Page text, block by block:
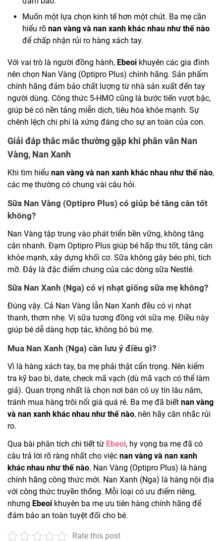
Muốn một lựa chọn kinh tế hơn một chút. Ba mẹ cần
hiểu rõ nan vàng và nan xanh khác nhau như thế nào
để chấp nhận rủi ro hàng xách tay.
Với vai trò là người đồng hành, Ebeoi khuyên các gia đình
nên chọn Nan Vàng (Optipro Plus) chính hãng. Sản phẩm
chính hãng đảm bảo chất lượng từ nhà sản xuất đến tay
người dùng. Công thức 5-HMO cũng là bước tiến vượt bậc,
giúp bé có nền tảng miễn dịch, tiêu hóa khỏe mạnh. Sự
chênh lệch chi phí là xứng đáng cho sự an toàn của con.
Giải đáp thắc mắc thường gặp khi phân vân Nan
Vàng, Nan Xanh
Khi tìm hiểu nan vàng và nan xanh khác nhau như thế nào,
các mẹ thường có chung vài câu hỏi.
Sữa Nan Vàng (Optipro Plus) có giúp bé tăng cân tốt
không?
Nan Vàng tập trung vào phát triển bền vững, không tăng
cân nhanh. Đạm Optipro Plus giúp bé hấp thu tốt, tăng cân
khỏe mạnh, xây dựng khối cơ. Sữa không gây béo phì, tích
mỡ. Đây là đặc điểm chung của các dòng sữa Nestlé.
Sữa Nan Xanh (Nga) có vị nhạt giống sữa mẹ không?
Đúng vậy. Cả Nan Vàng lẫn Nan Xanh đều có vị nhạt
thanh, thơm nhẹ. Vị sữa tương đồng với sữa mẹ. Điều này
giúp bé dễ dàng hợp tác, không bỏ bú mẹ.
Mua Nan Xanh (Nga) cần lưu ý điều gì?
Vì là hàng xách tay, ba mẹ phải thật cẩn trọng. Nên kiểm
tra kỹ bao bì, date, check mã vạch (dù mã vạch có thể làm
giả). Quan trọng nhất là chọn nơi bán có uy tín lâu năm,
tránh mua hàng trôi nổi giá quá rẻ. Ba mẹ đã biết nan vàng
và nan xanh khác nhau như thế nào, nên hãy cân nhắc rủi
ro.
Qua bài phân tích chi tiết từ Ebeoi, hy vọng ba mẹ đã có
câu trả lời rõ ràng nhất cho việc nan vàng và nan xanh
khác nhau như thế nào. Nan Vàng (Optipro Plus) là hàng
chính hãng công thức mới. Nan Xanh (Nga) là hàng nội địa
với công thức truyền thống. Mỗi loại có ưu điểm riêng,
nhưng Ebeoi khuyên ba mẹ ưu tiên hàng chính hãng để
đảm bảo an toàn tuyệt đối cho bé.
Rate this post